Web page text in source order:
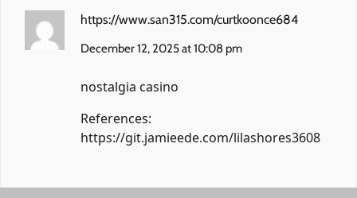
https://www.san315.com/curtkoonce684
December 12, 2025 at 10:08 pm
nostalgia casino
References:
https://git.jamieede.com/lilashores3608